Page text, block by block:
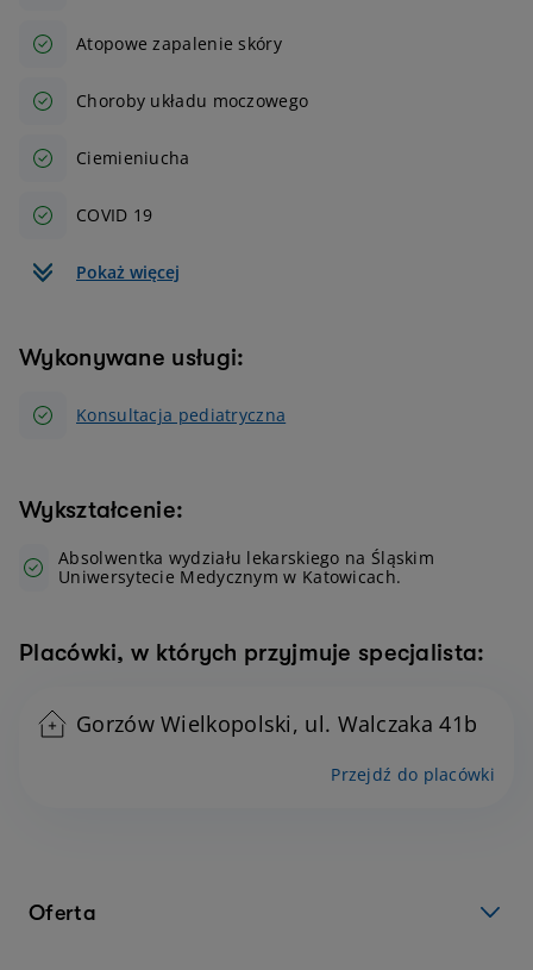
Atopowe zapalenie skóry
Choroby układu moczowego
Ciemieniucha
COVID 19
Pokaż więcej
Wykonywane usługi:
Konsultacja pediatryczna
Wykształcenie:
Absolwentka wydziału lekarskiego na Śląskim
Uniwersytecie Medycznym w Katowicach.
Placówki, w których przyjmuje specjalista:
Gorzów Wielkopolski, ul. Walczaka 41b
Przejdź do placówki
Oferta